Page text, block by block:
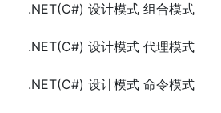
.NET(C#) 设计模式 组合模式
.NET(C#) 设计模式 代理模式
.NET(C#) 设计模式 命令模式